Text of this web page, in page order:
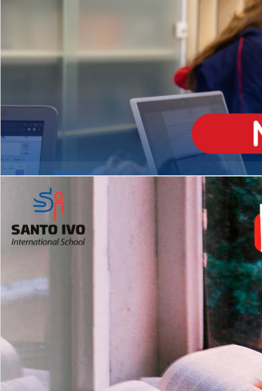
Matrículas Abertas 2026
MÉDIO
igh School
Dupla Diplomação
2º AO 5º ANO FUNDAMENTAL
es
Com imersão Bilingue - Anos
Finais